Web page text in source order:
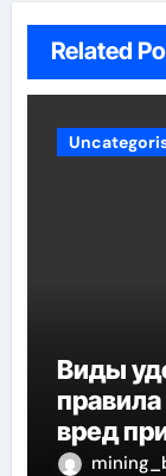
Related
Виды
вред